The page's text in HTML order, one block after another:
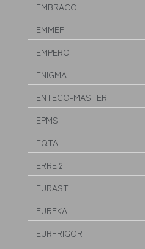
EMBRACO
EMMEPI
EMPERO
ENIGMA
ENTECO-MASTER
EPMS
EQTA
ERRE 2
EURAST
EUREKA
EURFRIGOR